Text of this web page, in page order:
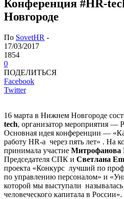
Конференция #HR-
Новгороде
По SovetHR -
17/03/2017
1854
0
ПОДЕЛИТЬСЯ
Facebook
Twitter
16 марта в Нижнем Новгороде
tech, организатор мероприятия —
Основная идея конференции —
работу HR-а через пять лет» . На
принимала участие Митрофанова
Председателя СПК и Светлана
проекта «Конкурс лучший по
по управлению персоналом» и
которой мы выступали называлась
человеческого капитала в России».